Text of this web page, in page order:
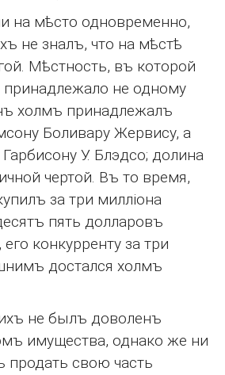
на мѣсто одновременно,
не зналъ, что на мѣстѣ
Мѣстность, въ которой
принадлежало не одному
холмъ принадлежалъ
Боливару Жервису, а
У. Блэдсо; долина
чертой. Въ то время,
за три милліона
пять долларовъ
конкурренту за три
достался холмъ
не былъ доволенъ
имущества, однако же ни
продать свою часть